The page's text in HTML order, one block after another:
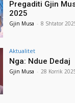
Pregaditi Gjin
2025
Gjin Musa - 8 Shtator
Aktualitet
Nga: Ndue Dedaj
Gjin Musa - 28 Korrik